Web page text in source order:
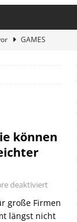
GAMES
für
School-
können
deaktiviert
große Firmen
längst nicht